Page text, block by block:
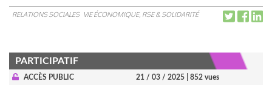
RELATIONS SOCIALES VIE ÉCONOMIQUE, RSE & SOLIDARITÉ
PARTICIPATIF
ACCÈS PUBLIC 21 / 03 / 2025 | 852 vues